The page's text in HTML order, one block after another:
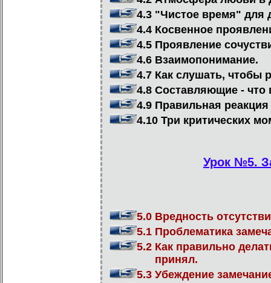
4.3 "Чистое время" для
4.4 Косвенное
4.5 Проявление
4.6 Взаимопонимание.
4.7 Как слушать, чтобы
4.8 Составляющие - что
4.9 Правильная
4.10 Три критических
Урок №5.
5.0 Вредность
5.1 Проблематика
5.2 Как правильно
принял.
5.3 Убеждение